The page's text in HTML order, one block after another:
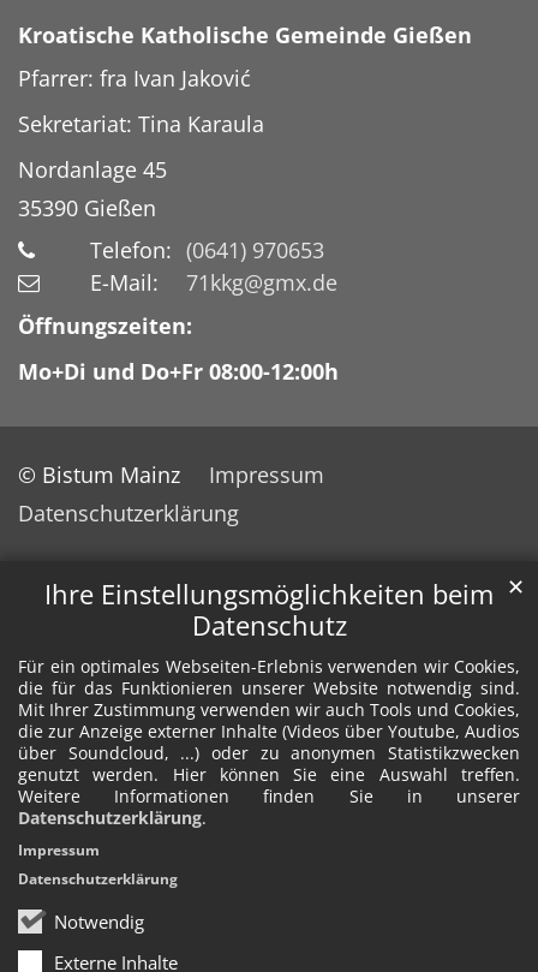
Ihre Einstellungsmöglichkeiten beim
Datenschutz
Für ein optimales Webseiten-Erlebnis verwenden wir Cookies,
die für das Funktionieren unserer Website notwendig sind.
Mit Ihrer Zustimmung verwenden wir auch Tools und Cookies,
die zur Anzeige externer Inhalte (Videos über Youtube, Audios
über Soundcloud, ...) oder zu anonymen Statistikzwecken
genutzt werden. Hier können Sie eine Auswahl treffen.
Weitere Informationen finden Sie in unserer
Datenschutzerklärung.
Notwendig
Externe Inhalte
✕
Impressum
Datenschutzerklärung
Kroatische Katholische Gemeinde Gießen
Pfarrer: fra Ivan Jaković
Sekretariat: Tina Karaula
Nordanlage 45
35390 Gießen
Telefon: (0641) 970653
E-Mail:
71kkg@gmx.de
Öffnungszeiten:
Mo+Di und Do+Fr 08:00-12:00h
© Bistum Mainz
Impressum
Datenschutzerklärung